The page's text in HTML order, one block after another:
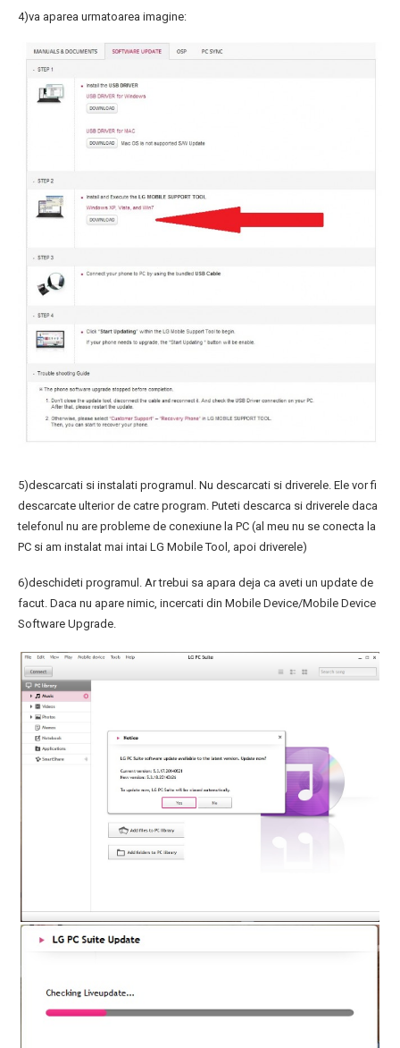
4)va aparea urmatoarea imagine:
5)descarcati si instalati programul. Nu descarcati si driverele. Ele vor fi
descarcate ulterior de catre program. Puteti descarca si driverele daca
telefonul nu are probleme de conexiune la PC (al meu nu se conecta la
PC si am instalat mai intai LG Mobile Tool, apoi driverele)
6)deschideti programul. Ar trebui sa apara deja ca aveti un update de
facut. Daca nu apare nimic, incercati din Mobile Device/Mobile Device
Software Upgrade.